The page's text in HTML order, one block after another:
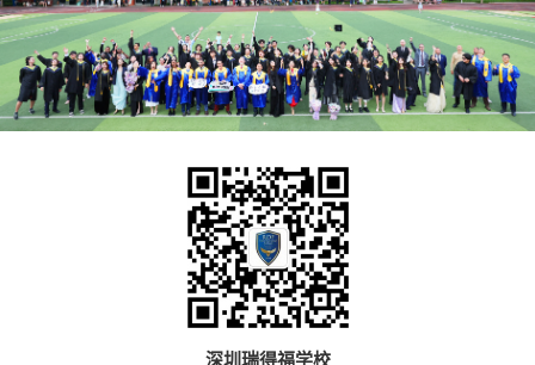
深圳瑞得福学校